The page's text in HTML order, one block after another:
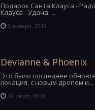
Подарок Санта Клауса -
Клауса - Удача: ...
2 января, 2019
Devianne & Phoenix
Это было последнее
локация, с новым дропом и...
18 июля, 2018